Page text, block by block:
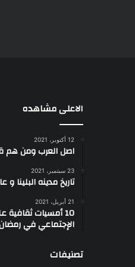
الاعلى مشاهده
12 أكتوبر، 2021
اصل العرب ومن هم
23 سبتمبر، 2021
تاريخ مدينه البلينا و
21 أبريل، 2021
10 أمسيات
الإجتماعي في
تصنيفات